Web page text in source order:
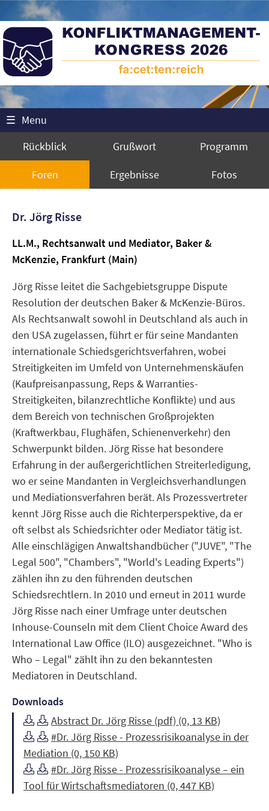
☰ Menu
Rückblick
Grußwort Programm
Foren Ergebnisse Fotos
Dr. Jörg Risse
LL.M., Rechtsanwalt und Mediator, Baker &
McKenzie, Frankfurt (Main)
Jörg Risse leitet die Sachgebietsgruppe Dispute
Resolution der deutschen Baker & McKenzie-Büros.
Als Rechtsanwalt sowohl in Deutschland als auch in
den USA zuge­lassen, führt er für seine Mandanten
internationale Schiedsgerichtsverfahren, wobei
Streitigkeiten im Umfeld von Unternehmenskäufen
(Kaufpreisanpassung, Reps & Warranties-
Streitigkeiten, bilanzrechtliche Konflikte) und aus
dem Bereich von tech­nischen Großprojekten
(Kraftwerkbau, Flughäfen, Schienenverkehr) den
Schwerpunkt bilden. Jörg Risse hat besondere
Erfahrung in der außergerichtlichen Streiterledigung,
wo er seine Mandanten in Vergleichsverhandlungen
und Mediationsverfahren berät. Als Prozessvertreter
kennt Jörg Risse auch die Richterperspektive, da er
oft selbst als Schiedsrichter oder Mediator tätig ist.
Alle einschlägigen Anwaltshandbücher ("JUVE", "The
Legal 500", "Chambers", "World's Leading Experts")
zählen ihn zu den führenden deutschen
Schiedsrechtlern. In 2010 und erneut in 2011 wurde
Jörg Risse nach einer Umfrage unter deutschen
Inhouse-Counseln mit dem Client Choice Award des
International Law Office (ILO) ausgezeichnet. "Who is
Who – Legal" zählt ihn zu den bekanntesten
Mediatoren in Deutschland.
Downloads
Abstract Dr. Jörg Risse (pdf) (0, 13 KB)
#Dr. Jörg Risse - Prozessrisikoanalyse in der
Mediation (0, 150 KB)
#Dr. Jörg Risse - Prozessrisikoanalyse – ein
Tool für Wirtschaftsmediatoren (0, 447 KB)